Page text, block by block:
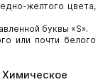
желтого цвета,
буквы «S».
или почти белого